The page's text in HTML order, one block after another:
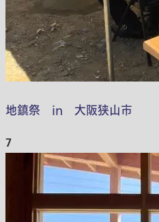
地鎮祭 in 大阪狭山市
7